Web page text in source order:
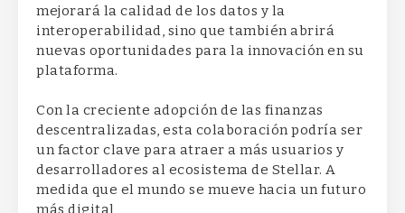
mejorará la calidad de los datos y la
interoperabilidad, sino que también abrirá
nuevas oportunidades para la innovación en su
plataforma.
Con la creciente adopción de las finanzas
descentralizadas, esta colaboración podría ser
un factor clave para atraer a más usuarios y
desarrolladores al ecosistema de Stellar. A
medida que el mundo se mueve hacia un futuro
más digital